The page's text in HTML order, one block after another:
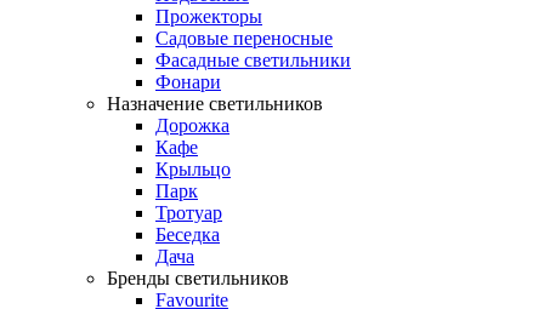
Прожекторы
Садовые переносные
Фасадные светильники
Фонари
Назначение светильников
Дорожка
Кафе
Крыльцо
Парк
Тротуар
Беседка
Дача
Бренды светильников
Favourite